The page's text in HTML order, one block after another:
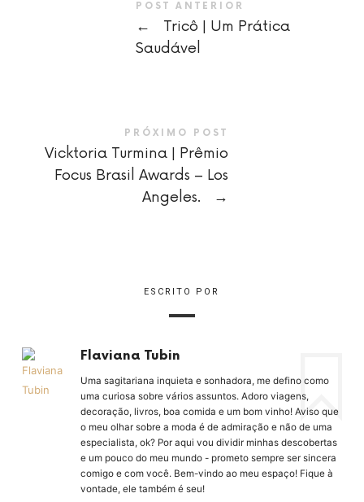
POST ANTERIOR
←
Tricô | Um Prática
Saudável
PRÓXIMO POST
Vicktoria Turmina | Prêmio
Focus Brasil Awards – Los
Angeles.
→
ESCRITO POR
Flaviana Tubin
Uma sagitariana inquieta e sonhadora, me defino como
uma curiosa sobre vários assuntos. Adoro viagens,
decoração, livros, boa comida e um bom vinho! Aviso que
o meu olhar sobre a moda é de admiração e não de uma
especialista, ok? Por aqui vou dividir minhas descobertas
e um pouco do meu mundo - prometo sempre ser sincera
comigo e com você. Bem-vindo ao meu espaço! Fique à
vontade, ele também é seu!